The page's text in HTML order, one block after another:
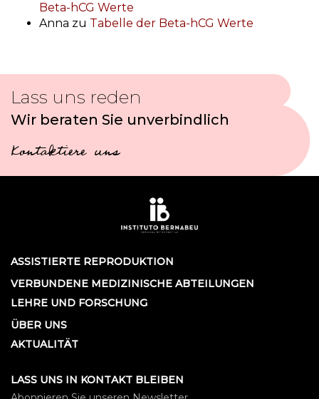
Beta-hCG Werte
Anna zu Tabelle der Beta-hCG Werte
Lass uns reden
Wir beraten Sie unverbindlich
Kontaktiere uns
ASSISTIERTE REPRODUKTION
VERBUNDENE MEDIZINISCHE ABTEILUNGEN
LEHRE UND FORSCHUNG
ÜBER UNS
AKTUALITÄT
LASS UNS IN KONTAKT BLEIBEN